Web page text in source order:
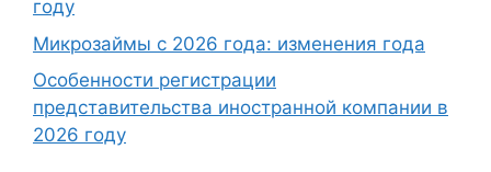
году
Микрозаймы с 2026 года: изменения года
Особенности регистрации
представительства иностранной компании в
2026 году